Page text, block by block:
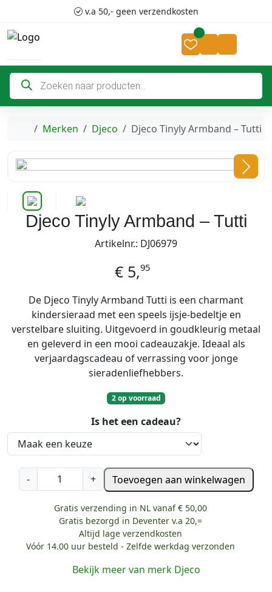
v.a 50,- geen verzendkosten
Account
Cart
P
o
d
Home
Merken Djeco Djeco Tinyly Armband – Tutti
Djeco Tinyly Armband – Tutti
Artikelnr.: DJ06979
€ 5,95
De Djeco Tinyly Armband Tutti is een charmant
kindersieraad met een speels ijsje-bedeltje en
verstelbare sluiting. Uitgevoerd in goudkleurig metaal
en geleverd in een mooi cadeauzakje. Ideaal als
verjaardagscadeau of verrassing voor jonge
sieradenliefhebbers.
2 op voorraad
Is het een cadeau?
-
j
+ Toevoegen aan winkelwagen
Gratis verzending in NL vanaf € 50,00
Gratis bezorgd in Deventer v.a 20,=
Altijd lage verzendkosten
Vóór 14.00 uur besteld - Zelfde werkdag verzonden
Bekijk meer van merk Djeco